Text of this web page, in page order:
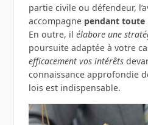
partie civile ou défendeur,
accompagne pendant toute
En outre, il élabore une
poursuite adaptée à votre
efficacement vos intérêts
connaissance approfondie
lois est indispensable.